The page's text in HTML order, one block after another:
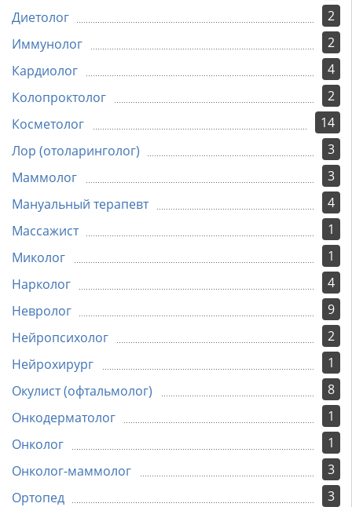
2
Диетолог
2
Иммунолог
4
Кардиолог
2
Колопроктолог
14
Косметолог
3
Лор (отоларинголог)
3
Маммолог
4
Мануальный терапевт
1
Массажист
1
Миколог
4
Нарколог
9
Невролог
2
Нейропсихолог
1
Нейрохирург
8
Окулист (офтальмолог)
1
Онкодерматолог
1
Онколог
3
Онколог-маммолог
3
Ортопед